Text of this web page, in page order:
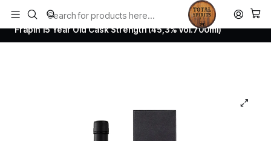
Todos los productos estan en stock. Despachamos a todo Chile.
Home
Todos los productos
Frapin 15 Year Old Cask Strength (45,3% vol.700ml)